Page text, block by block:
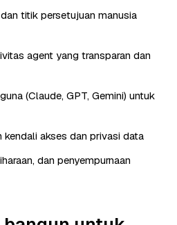
titik persetujuan manusia
agent yang transparan dan
(Claude, GPT, Gemini) untuk
kendali akses dan privasi data
dan penyempurnaan